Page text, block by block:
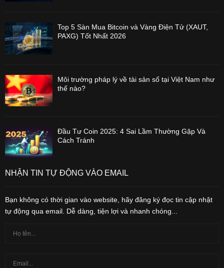
Top 5 Sàn Mua Bitcoin và Vàng Điện Tử (XAUT,
PAXG) Tốt Nhất 2026
Môi trường pháp lý về tài sản số tại Việt Nam như
thế nào?
Đầu Tư Coin 2025: 4 Sai Lầm Thường Gặp Và
Cách Tránh
NHẬN TIN TỰ ĐỘNG VÀO EMAIL
Bạn không có thời gian vào website, hãy đăng ký đọc tin cập nhật
tự động qua email. Dễ dàng, tiện lợi và nhanh chóng...